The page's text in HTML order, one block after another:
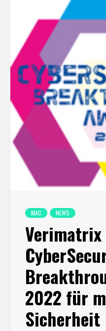
MAC NEWS
Verimatrix
2022 für
Sicherheit